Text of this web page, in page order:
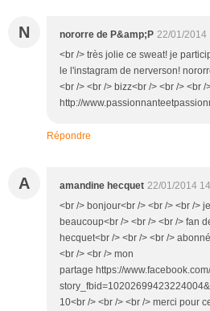
N nororre de P&amp;P 22/01/2014
<br /> très jolie ce sweat! je
le l'instagram de nerverson!
<br /> <br /> bizz<br /> <br /> <br /
http://
Répondre
A amandine hecquet 22/01/2014
<br /> bonjour<br /> <br /> <br />
beaucoup<br /> <br /> <br /> fan
hecquet<br /> <br /> <br />
<br /> <br /> mon
partage https://
10<br /> <br /> <br /> merci pour